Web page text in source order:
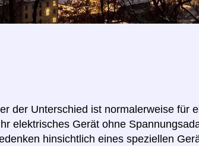
der Unterschied ist normalerweise für
elektrisches Gerät ohne
hinsichtlich eines speziellen